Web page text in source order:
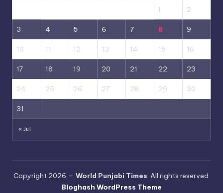
1 2
3 4 5 6 7 8 9
10 11 12 13 14 15 16
17 18 19 20 21 22 23
24 25 26 27 28 29 30
31
« Jul
Copyright 2026 — World Punjabi Times. All rights reserved.
Bloghash WordPress Theme